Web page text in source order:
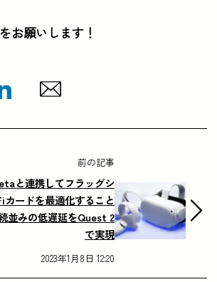
お願いします！
前の記事
と連携してフラッグシ
カードを最適化すること
並みの低遅延をQuest 2
で実現
2023年1月8日 12:20